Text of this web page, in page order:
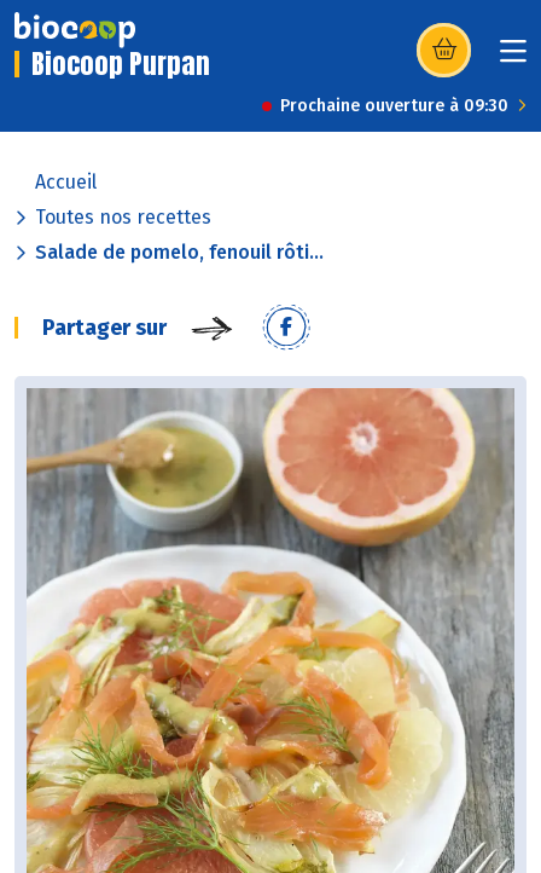
Biocoop Purpan (s’ouvre dans
Prochaine ouverture à 09:30
Accueil
Toutes nos recettes
Salade de pomelo, fenouil rôti...
Partager sur